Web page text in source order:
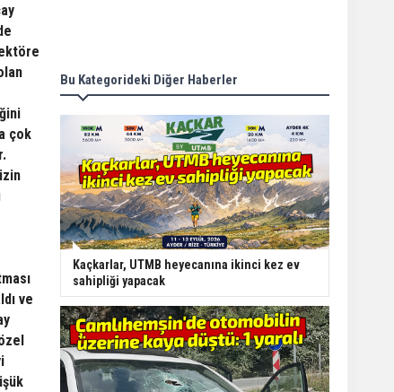
çok
ve
Bu Kategorideki Diğer Haberler
Kaçkarlar, UTMB heyecanına ikinci kez ev
sahipliği yapacak